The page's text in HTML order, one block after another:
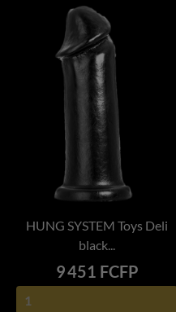
HUNG SYSTEM Toys Deli
black...
Prix
9 451 FCFP